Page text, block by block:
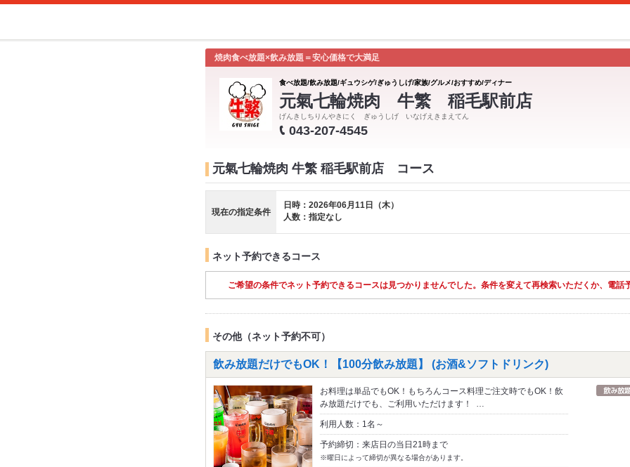
焼肉食べ放題×飲み放題＝安心価格で大満足
食べ放題/飲み放題/ギュウシゲ/ぎゅうしげ/家族/グルメ/おすすめ/ディナー
元氣七輪焼肉 牛繁 稲毛駅前店
げんきしちりんやきにく ぎゅうしげ いなげえきまえてん
043-207-4545
元氣七輪焼肉 牛繁 稲毛駅前店 コース
現在の指定条件
日時：2026年06月11日（木）
人数：指定なし
ネット予約できるコース
ご希望の条件でネット予約できるコースは見つかりませんでした。条件を変えて再検索いただくか、電話
その他（ネット予約不可）
飲み放題だけでもOK！【100分飲み放題】 (お酒&ソフトドリンク)
お料理は単品でもOK！もちろんコース料理ご注文時でもOK！飲
み放題だけでも、ご利用いただけます！ …
利用人数：1名～
予約締切：来店日の当日21時まで
※曜日によって締切が異なる場合があります。